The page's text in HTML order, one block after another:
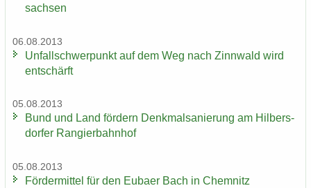
sach­sen
06.08.2013
Un­fall­schwer­punkt auf dem Weg nach Zinn­wald wird
ent­schärft
05.08.2013
Bund und Land för­dern Denk­mal­sa­nie­rung am Hil­bers­
dor­fer Ran­gier­bahn­hof
05.08.2013
För­der­mit­tel für den Eu­ba­er Bach in Chem­nitz